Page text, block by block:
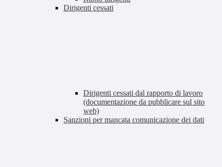
Dirigenti cessati
Dirigenti cessati dal rapporto di lavoro
(documentazione da pubblicare sul sito
web)
Sanzioni per mancata comunicazione dei dati